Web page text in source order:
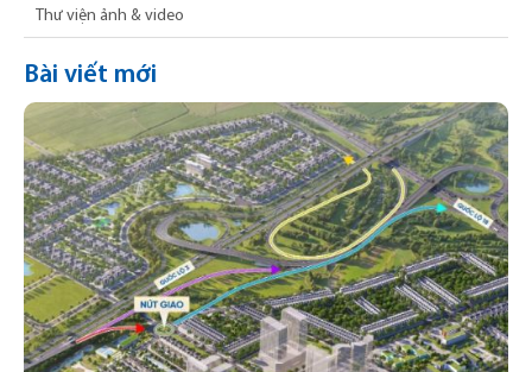
Thư viện ảnh & video
Bài viết mới